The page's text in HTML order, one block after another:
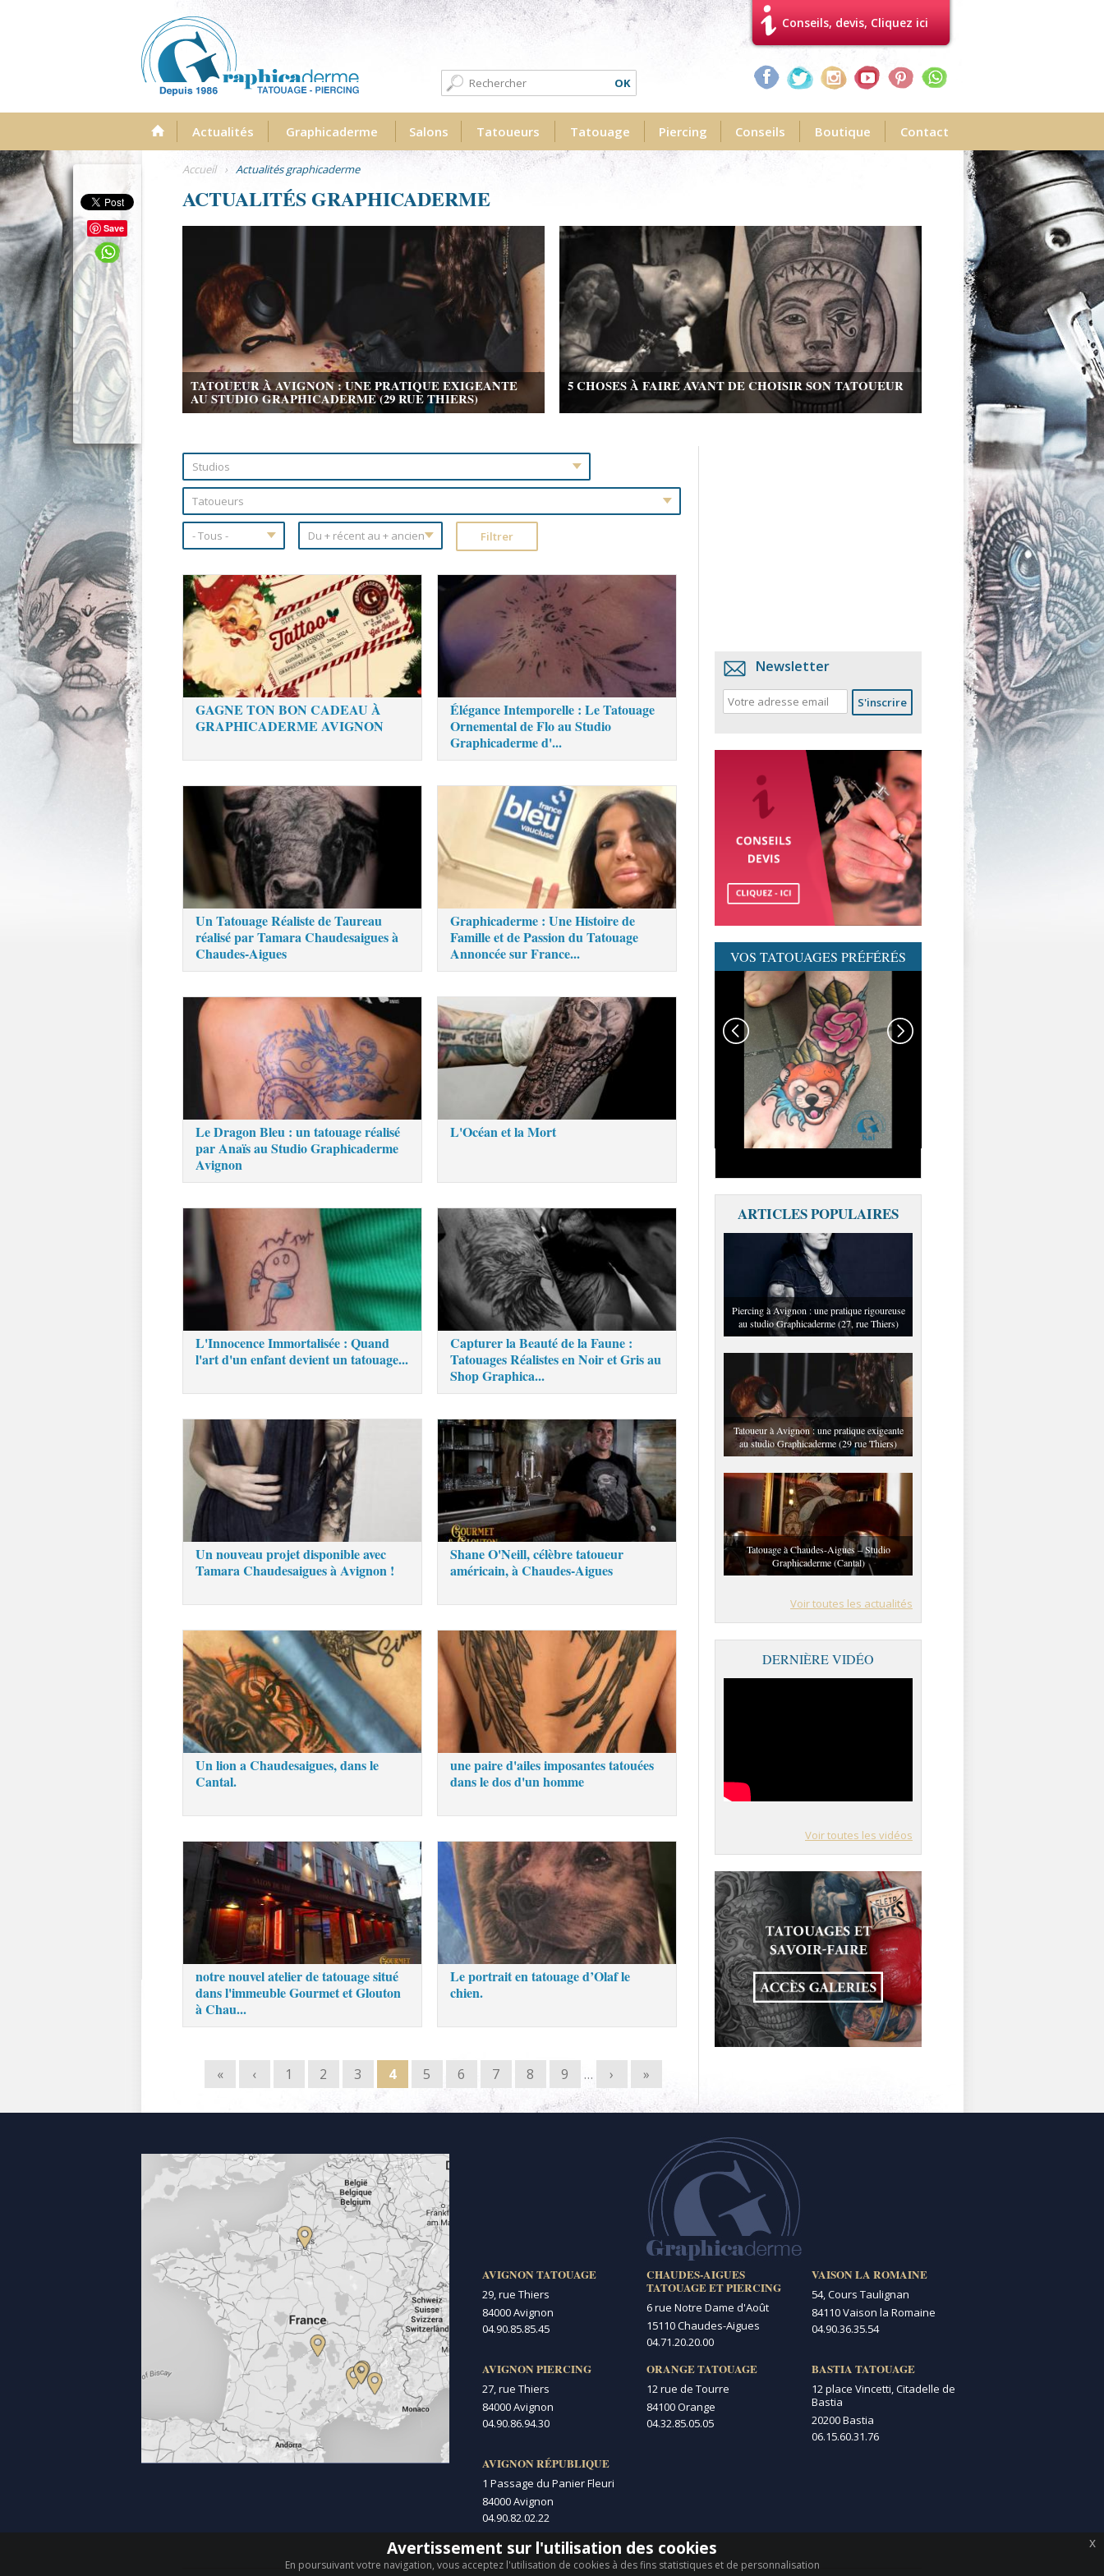
Formulaire de recherche Recherche
Conseils, devis, Cliquez ici
Menu Actualités Graphicaderme Salons Tatoueurs Tatouage Piercing Conseils Boutique Contact
Save
Accueil › Actualités graphicaderme
ACTUALITÉS GRAPHICADERME
TATOUEUR À AVIGNON : UNE PRATIQUE EXIGEANTE
AU STUDIO GRAPHICADERME (29 RUE THIERS)
5 CHOSES À FAIRE AVANT DE CHOISIR SON TATOUEUR
GAGNE TON BON CADEAU À
GRAPHICADERME AVIGNON
Élégance Intemporelle : Le Tatouage
Ornemental de Flo au Studio
Graphicaderme d'...
Un Tatouage Réaliste de Taureau
réalisé par Tamara Chaudesaigues à
Chaudes-Aigues
Graphicaderme : Une Histoire de
Famille et de Passion du Tatouage
Annoncée sur France...
Le Dragon Bleu : un tatouage réalisé
par Anaïs au Studio Graphicaderme
Avignon
L'Océan et la Mort
L'Innocence Immortalisée : Quand
l'art d'un enfant devient un tatouage...
Capturer la Beauté de la Faune :
Tatouages Réalistes en Noir et Gris au
Shop Graphica...
Un nouveau projet disponible avec
Tamara Chaudesaigues à Avignon !
Shane O'Neill, célèbre tatoueur
américain, à Chaudes-Aigues
Un lion a Chaudesaigues, dans le
Cantal.
une paire d'ailes imposantes tatouées
dans le dos d'un homme
notre nouvel atelier de tatouage situé
dans l'immeuble Gourmet et Glouton
à Chau...
Le portrait en tatouage d’Olaf le
chien.
Pages
« ‹ 1 2 3 4 5 6 7 8 9 … › »
Newsletter
VOS TATOUAGES PRÉFÉRÉS
GRAPHICADERME-
TATOUAGENEOTRAD-
NEOTRAD-AVIGNON-
MEILLEURSTATOUEURS
ARTICLES POPULAIRES
Piercing à Avignon : une pratique rigoureuse
au studio Graphicaderme (27, rue Thiers)
Tatoueur à Avignon : une pratique exigeante
au studio Graphicaderme (29 rue Thiers)
Tatouage à Chaudes-Aigues – Studio
Graphicaderme (Cantal)
Voir toutes les actualités
DERNIÈRE VIDÉO
Voir toutes les vidéos
AVIGNON TATOUAGE
29, rue Thiers
84000 Avignon
04.90.85.85.45
AVIGNON PIERCING
27, rue Thiers
84000 Avignon
04.90.86.94.30
AVIGNON RÉPUBLIQUE
1 Passage du Panier Fleuri
84000 Avignon
04.90.82.02.22
CHAUDES-AIGUES
TATOUAGE ET PIERCING
6 rue Notre Dame d'Août
15110 Chaudes-Aigues
04.71.20.20.00
ORANGE TATOUAGE
12 rue de Tourre
84100 Orange
04.32.85.05.05
VAISON LA ROMAINE
54, Cours Taulignan
84110 Vaison la Romaine
04.90.36.35.54
BASTIA TATOUAGE
12 place Vincetti, Citadelle de
Bastia
20200 Bastia
06.15.60.31.76
Avertissement sur l'utilisation des cookies
En poursuivant votre navigation, vous acceptez l'utilisation de cookies à des fins statistiques et de personnalisation
x